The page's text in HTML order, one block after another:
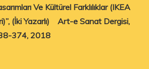
Ve Kültürel Farklılıklar (IKEA
(İki Yazarlı) Art-e Sanat Dergisi,
374, 2018